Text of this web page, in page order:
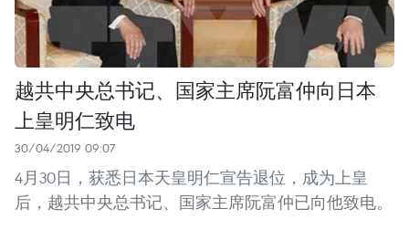
越共中央总书记、国家主席阮富仲向日本
上皇明仁致电
30/04/2019 09:07
4月30日，获悉日本天皇明仁宣告退位，成为上皇
后，越共中央总书记、国家主席阮富仲已向他致电。